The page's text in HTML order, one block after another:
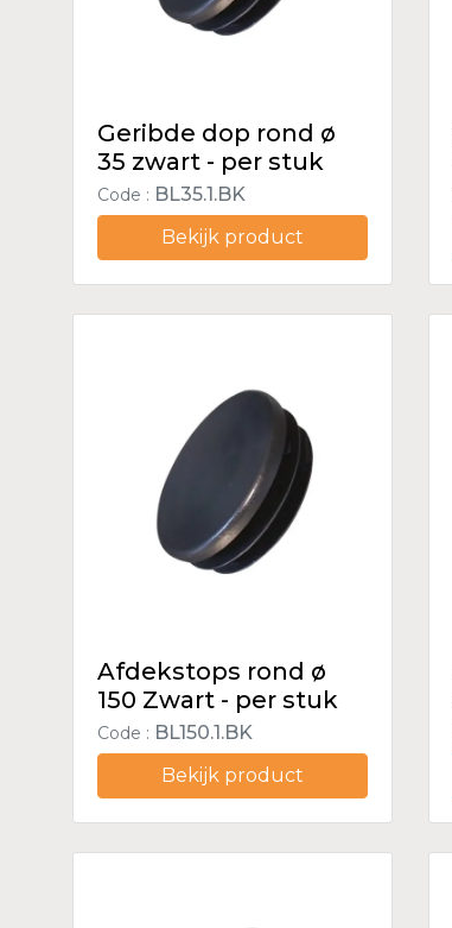
Geribde dop rond ø
35 zwart - per stuk
Code : BL35.1.BK
Bekijk product
Afdekstops rond ø
150 Zwart - per stuk
Code : BL150.1.BK
Bekijk product